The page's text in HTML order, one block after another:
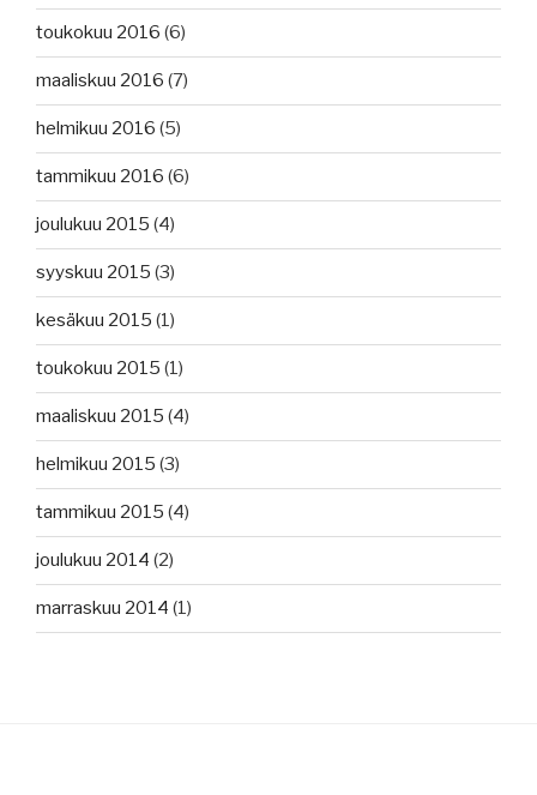
toukokuu 2016 (6)
maaliskuu 2016 (7)
helmikuu 2016 (5)
tammikuu 2016 (6)
joulukuu 2015 (4)
syyskuu 2015 (3)
kesäkuu 2015 (1)
toukokuu 2015 (1)
maaliskuu 2015 (4)
helmikuu 2015 (3)
tammikuu 2015 (4)
joulukuu 2014 (2)
marraskuu 2014 (1)